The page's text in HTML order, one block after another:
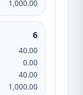
1,000.00
6
40.00
0.00
40.00
1,000.00